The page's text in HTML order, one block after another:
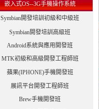
嵌入式OS--3G手機操作系統
Symbian開發培訓初級和中級班
Symbian開發培訓高級班
Android系統與應用開發班
MTK初級和高級開發工程師班
蘋果(IPHONE)手機開發班
展訊平台開發工程師班
Brew手機開發班